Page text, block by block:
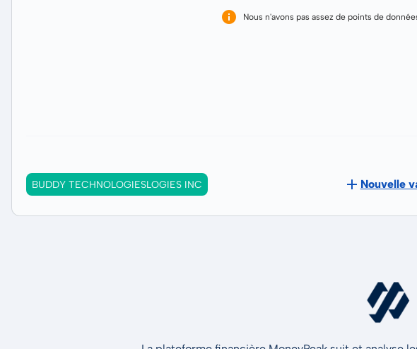
Nous n'avons pas assez de points de
BUDDY TECHNOLOGIESLOGIES INC Nouvelle